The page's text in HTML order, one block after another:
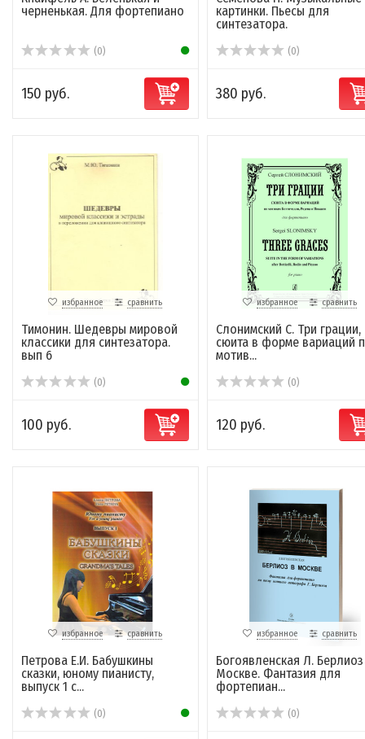
черненькая. Для фортепиано
(0)
150 руб.
картинки. Пьесы для
синтезатора.
(0)
380 руб.
избранное сравнить
Тимонин. Шедевры мировой
классики для синтезатора.
вып 6
(0)
100 руб.
избранное сравнить
Слонимский С. Три грации,
сюита в форме вариаций
мотив...
(0)
120 руб.
избранное сравнить
Петрова Е.И. Бабушкины
сказки, юному пианисту,
выпуск 1 с...
(0)
избранное сравнить
Богоявленская Л.
Москве. Фантазия для
фортепиан...
(0)